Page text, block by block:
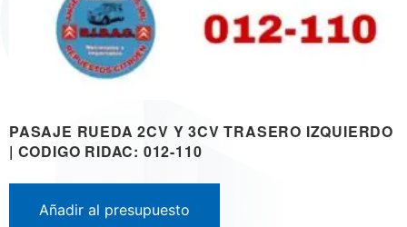
PASAJE RUEDA 2CV Y 3CV TRASERO IZQUIERDO
| CODIGO RIDAC: 012-110
Añadir al presupuesto